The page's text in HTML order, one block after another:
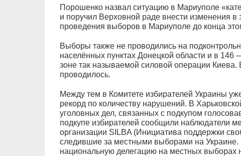
Порошенко назвал ситуацию в Мариуполе
и поручил Верховной раде внести изменения в
проведения выборов в Мариуполе до конца
Выборы также не проводились на
населённых пунктах Донецкой области и в 146
зоне так называемой силовой операции
проводилось.
Между тем в Комитете избирателей Украины
рекорд по количеству нарушений. В
уголовных дел, связанных с подкупом
подкупе избирателей сообщили наблюдатели
организации SILBA (Инициатива поддержки
следившие за местными выборами на Украине.
национальную делегацию на местных выборах